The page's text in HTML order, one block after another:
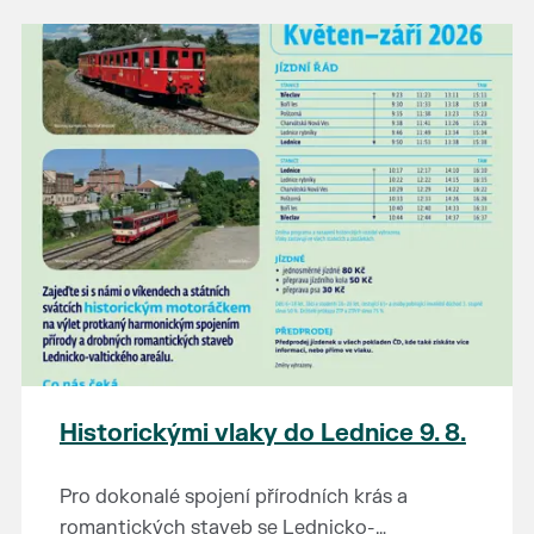
Prodejce prosíme tradičně o příchod 30
minut před začátkem, aby si vše na
prodejních místech stihli přichystat. Pokud
plánujete přijít a chcete rezervovat prodejní
místo, potvrďte prosím účast přes email
petr.vlasak@breclav.eu nebo zde v události,
ať víme, s kolika lidmi máme počítat. Počet
prodejních míst je omezen.
Těšíme se jako vždy!
Historickými vlaky do Lednice 9. 8.
Pro dokonalé spojení přírodních krás a
romantických staveb se Lednicko-